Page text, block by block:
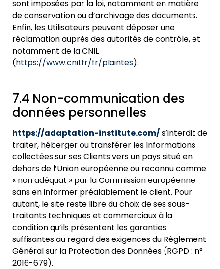
sont imposées par la loi, notamment en matière
de conservation ou d’archivage des documents.
Enfin, les Utilisateurs peuvent déposer une
réclamation auprès des autorités de contrôle, et
notamment de la CNIL
(https://www.cnil.fr/fr/plaintes).
7.4 Non-communication des
données personnelles
https://adaptation-institute.com/s’interdit de
traiter, héberger ou transférer les Informations
collectées sur ses Clients vers un pays situéen
dehors de l’Union européenne ou reconnu comme
« non adéquat » par la Commission européenne
sans en informer préalablement leclient. Pour
autant, le site reste libre du choix de ses sous-
traitants techniques et commerciaux à la
condition qu’ils présentent les garanties
suffisantes au regard des exigences du Règlement
Général sur la Protection des Données (RGPD : n°
2016-679).